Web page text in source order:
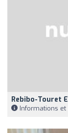
Rebibo-Touret
Informations